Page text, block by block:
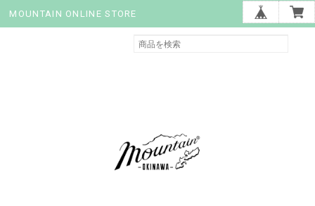
MOUNTAIN ONLINE STORE